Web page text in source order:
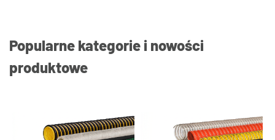
Popularne kategorie i nowości
produktowe